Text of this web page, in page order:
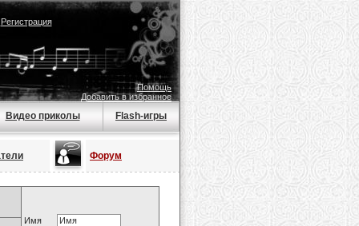
Регистрация
Помощь
Добавить в избранное
Видео приколы Flash-игры
Форум
Имя